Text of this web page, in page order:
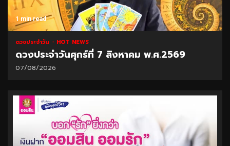
1 min read
ดวงประจำวัน HOT NEWS
ดวงประจำวันศุกร์ที่ 7 สิงหาคม พ.ศ.2569
07/08/2026